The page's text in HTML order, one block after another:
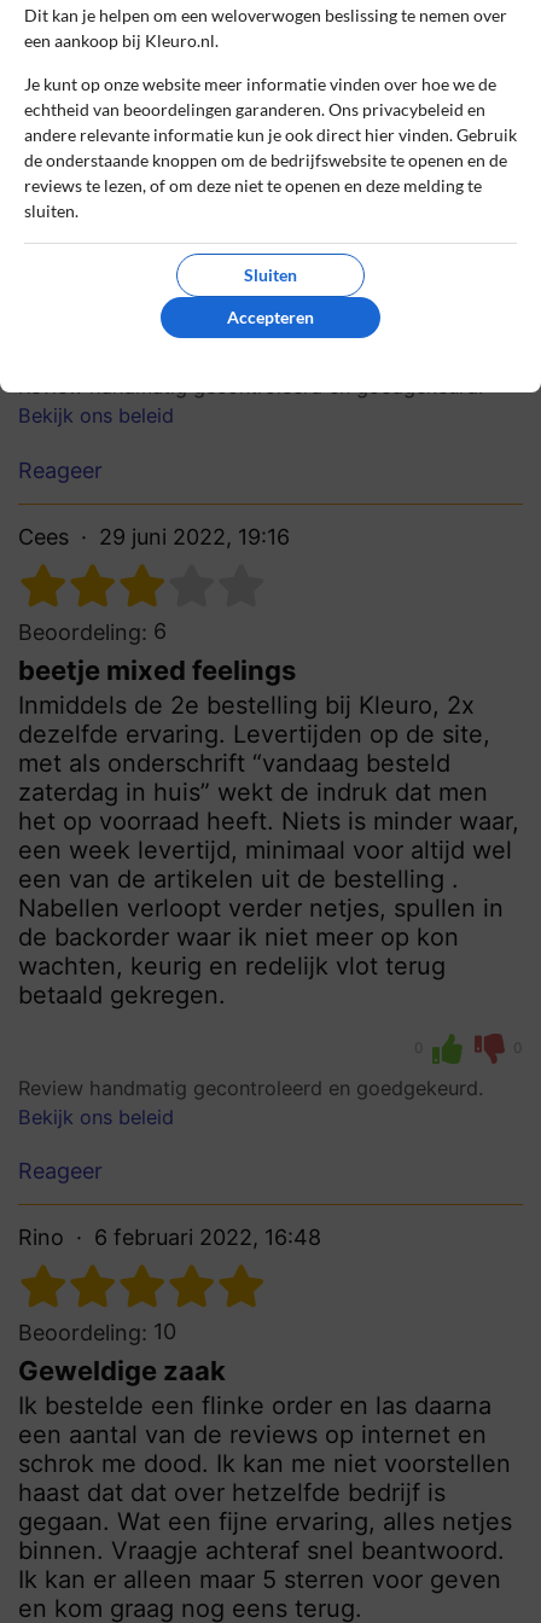
niet haalbaar omdat wij met
overeenkomsten werken met leveranciers.
Ook wanneer wij een deel van de bestelling
moeten crediteren en het bedrag valt
daardoor onder de gratis verzending dan
dienen de verzendkosten alsnog betaald te
worden, deze kunnen wij niet crediteren of
het product gratis en kosteloos verzenden.
Nogmaals onze welgemeende excuses voor
het ongemak.
Review handmatig gecontroleerd en goedgekeurd.
Bekijk ons beleid
Reageer
Cees 29 juni 2022, 19:16
Beoordeling: 6
beetje mixed feelings
Inmiddels de 2e bestelling bij Kleuro, 2x
dezelfde ervaring. Levertijden op de site,
met als onderschrift “vandaag besteld
zaterdag in huis” wekt de indruk dat men
het op voorraad heeft. Niets is minder waar,
een week levertijd, minimaal voor altijd wel
een van de artikelen uit de bestelling .
Nabellen verloopt verder netjes, spullen in
de backorder waar ik niet meer op kon
wachten, keurig en redelijk vlot terug
betaald gekregen.
0 0
Review handmatig gecontroleerd en goedgekeurd.
Bekijk ons beleid
Reageer
Rino 6 februari 2022, 16:48
Beoordeling: 10
Geweldige zaak
Ik bestelde een flinke order en las daarna
een aantal van de reviews op internet en
schrok me dood. Ik kan me niet voorstellen
haast dat dat over hetzelfde bedrijf is
gegaan. Wat een fijne ervaring, alles netjes
binnen. Vraagje achteraf snel beantwoord.
Ik kan er alleen maar 5 sterren voor geven
en kom graag nog eens terug.
Dit kan je helpen om een weloverwogen beslissing te nemen over
een aankoop bij Kleuro.nl.
Je kunt op onze website meer informatie vinden over hoe we de
echtheid van beoordelingen garanderen. Ons privacybeleid en
andere relevante informatie kun je ook direct hier vinden. Gebruik
de onderstaande knoppen om de bedrijfswebsite te openen en de
reviews te lezen, of om deze niet te openen en deze melding te
sluiten.
Sluiten
Accepteren